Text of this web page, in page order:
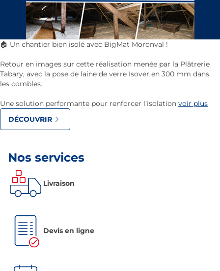
🏠 Un chantier bien isolé avec BigMat Moronval !
Retour en images sur cette réalisation menée par la Plâtrerie
Tabary, avec la pose de laine de verre Isover en 300 mm dans
les combles.
Une solution performante pour renforcer l’isolation voir plus
DÉCOUVRIR
Nos services
Livraison
Devis en ligne